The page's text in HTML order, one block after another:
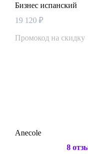
Бизнес испанский
19 120 ₽
Промокод на скидку
Anecole
8